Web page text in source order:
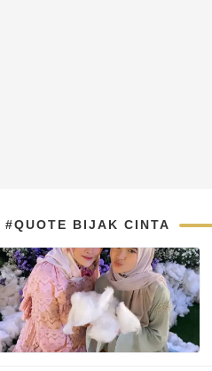
#QUOTE BIJAK CINTA